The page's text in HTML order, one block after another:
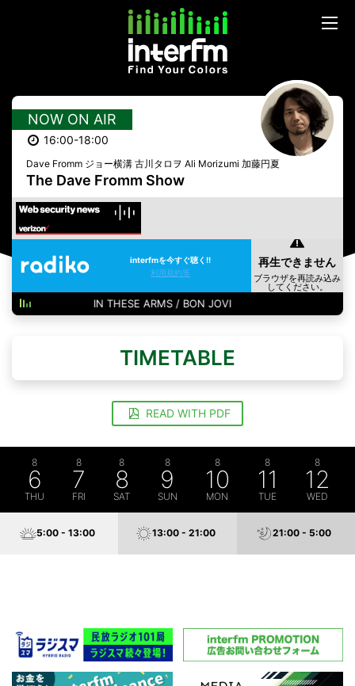
NOW ON AIR
16:00-18:00
Dave Fromm ジョー横溝 古川タロヲ Ali Morizumi 加藤円夏
The Dave Fromm Show
interfmを今すぐ聴く!!
利用規約等
IN THESE ARMS / BON JOVI
TIMETABLE
READ WITH PDF
8
6
THU
8
7
FRI
8
8
SAT
8
9
SUN
8
10
MON
8
11
TUE
8
12
WED
5:00 - 13:00 13:00 - 21:00 21:00 - 5:00